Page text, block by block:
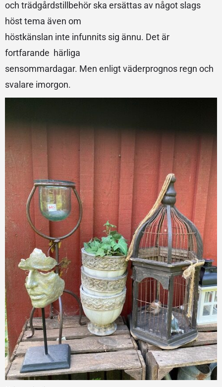
och trädgårdstillbehör ska ersättas av något slags
höst tema även om
höstkänslan inte infunnits sig ännu. Det är
fortfarande härliga
sensommardagar. Men enligt väderprognos regn och
svalare imorgon.